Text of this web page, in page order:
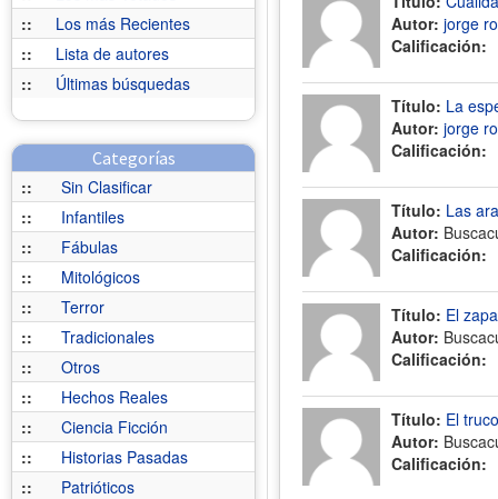
::
Los más Recientes
::
Lista de autores
::
Últimas búsquedas
Categorías
::
Sin Clasificar
::
Infantiles
::
Fábulas
::
Mitológicos
::
Terror
::
Tradicionales
::
Otros
::
Hechos Reales
::
Ciencia Ficción
::
Historias Pasadas
::
Patrióticos
Autor: jorge
Calificación:
Título: La
Autor: jorge
Calificación:
Título: Las
Autor:
Calificación:
Título: El
Autor:
Calificación:
Título: El truco
Autor:
Calificación: